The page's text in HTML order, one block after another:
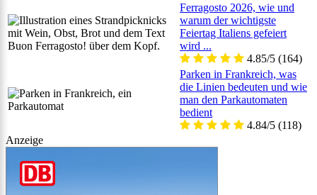
Ferragosto 2026, wie und
warum der wichtigste
Feiertag Italiens gefeiert
wird ...
4.85/5 (164)
Parken in Frankreich, was
die Linien bedeuten und wie
man den Parkautomaten
bedient
4.84/5 (118)
Anzeige